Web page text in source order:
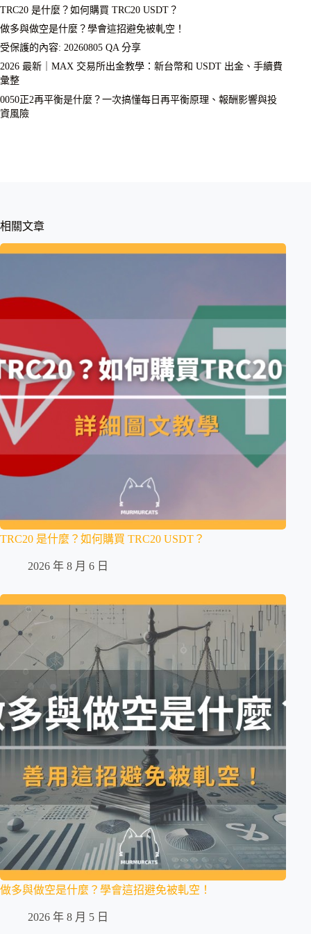
TRC20 是什麼？如何購買 TRC20 USDT？
做多與做空是什麼？學會這招避免被軋空！
受保護的內容: 20260805 QA 分享
2026 最新｜MAX 交易所出金教學：新台幣和 USDT 出金、手續費
彙整
0050正2再平衡是什麼？一次搞懂每日再平衡原理、報酬影響與投
資風險
相關文章
TRC20 是什麼？如何購買 TRC20 USDT？
2026 年 8 月 6 日
做多與做空是什麼？學會這招避免被軋空！
2026 年 8 月 5 日